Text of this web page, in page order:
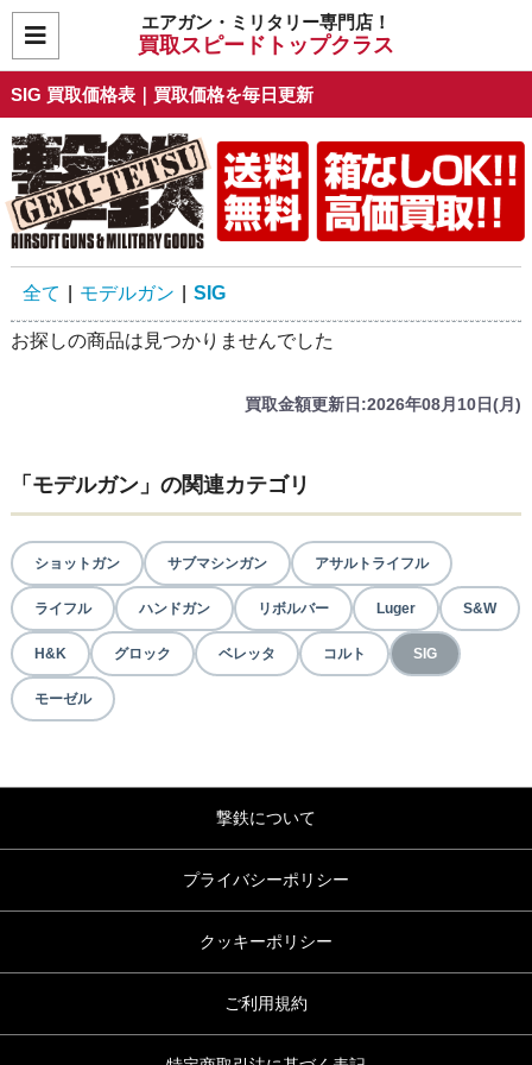
エアガン・ミリタリー専門店！
買取スピードトップクラス
SIG 買取価格表｜買取価格を毎日更新
全て モデルガン SIG
お探しの商品は見つかりませんでした
買取金額更新日:2026年08月10日(月)
「モデルガン」の関連カテゴリ
ショットガン サブマシンガン アサルトライフル
ライフル ハンドガン リボルバー Luger S&W
H&K グロック ベレッタ コルト SIG
モーゼル
撃鉄について
プライバシーポリシー
クッキーポリシー
ご利用規約